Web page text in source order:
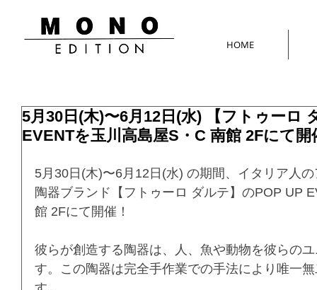
HOME
5月30日(木)〜6月12日(水) 【フトゥーロ
EVENTを玉川高島屋S・C 南館 2Fにて開
5月30日(木)〜6月12日(水) の期間、イタリア人
陶器ブランド【フトゥーロ ダルテ】のPOP UP
館 2Fにて開催！
彼らが創造する陶器は、人、魚や動物を彼らの
す。この陶器は完全手作業での手法により唯一